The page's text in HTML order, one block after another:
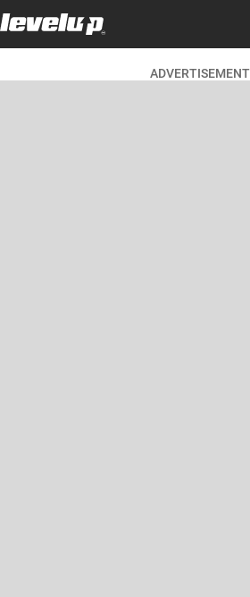
ADVERTISEMENT